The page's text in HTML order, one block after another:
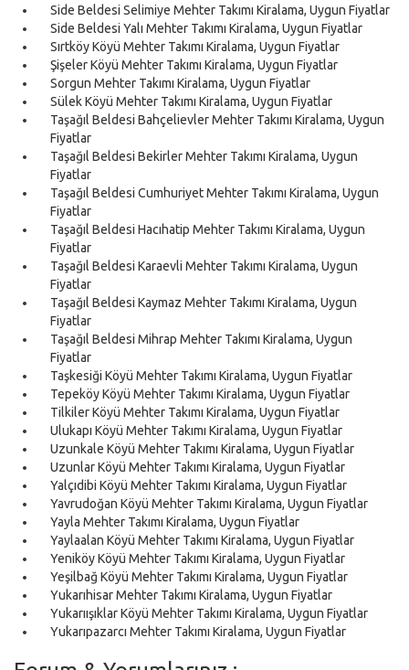
Side Beldesi Selimiye Mehter Takımı Kiralama, Uygun Fiyatlar
Side Beldesi Yalı Mehter Takımı Kiralama, Uygun Fiyatlar
Sırtköy Köyü Mehter Takımı Kiralama, Uygun Fiyatlar
Şişeler Köyü Mehter Takımı Kiralama, Uygun Fiyatlar
Sorgun Mehter Takımı Kiralama, Uygun Fiyatlar
Sülek Köyü Mehter Takımı Kiralama, Uygun Fiyatlar
Taşağıl Beldesi Bahçelievler Mehter Takımı Kiralama, Uygun
Fiyatlar
Taşağıl Beldesi Bekirler Mehter Takımı Kiralama, Uygun
Fiyatlar
Taşağıl Beldesi Cumhuriyet Mehter Takımı Kiralama, Uygun
Fiyatlar
Taşağıl Beldesi Hacıhatip Mehter Takımı Kiralama, Uygun
Fiyatlar
Taşağıl Beldesi Karaevli Mehter Takımı Kiralama, Uygun
Fiyatlar
Taşağıl Beldesi Kaymaz Mehter Takımı Kiralama, Uygun
Fiyatlar
Taşağıl Beldesi Mihrap Mehter Takımı Kiralama, Uygun
Fiyatlar
Taşkesiği Köyü Mehter Takımı Kiralama, Uygun Fiyatlar
Tepeköy Köyü Mehter Takımı Kiralama, Uygun Fiyatlar
Tilkiler Köyü Mehter Takımı Kiralama, Uygun Fiyatlar
Ulukapı Köyü Mehter Takımı Kiralama, Uygun Fiyatlar
Uzunkale Köyü Mehter Takımı Kiralama, Uygun Fiyatlar
Uzunlar Köyü Mehter Takımı Kiralama, Uygun Fiyatlar
Yalçıdibi Köyü Mehter Takımı Kiralama, Uygun Fiyatlar
Yavrudoğan Köyü Mehter Takımı Kiralama, Uygun Fiyatlar
Yayla Mehter Takımı Kiralama, Uygun Fiyatlar
Yaylaalan Köyü Mehter Takımı Kiralama, Uygun Fiyatlar
Yeniköy Köyü Mehter Takımı Kiralama, Uygun Fiyatlar
Yeşilbağ Köyü Mehter Takımı Kiralama, Uygun Fiyatlar
Yukarıhisar Mehter Takımı Kiralama, Uygun Fiyatlar
Yukarıışıklar Köyü Mehter Takımı Kiralama, Uygun Fiyatlar
Yukarıpazarcı Mehter Takımı Kiralama, Uygun Fiyatlar